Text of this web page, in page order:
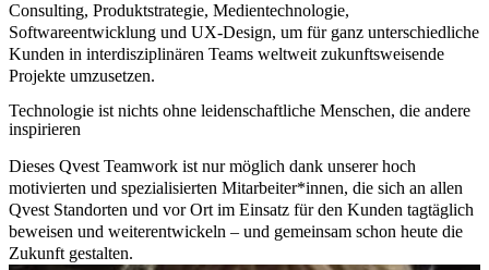
Consulting, Produktstrategie, Medientechnologie,
Softwareentwicklung und UX-Design, um für ganz unterschiedliche
Kunden in interdisziplinären Teams weltweit zukunftsweisende
Projekte umzusetzen.
Technologie ist nichts ohne leidenschaftliche Menschen, die andere
inspirieren
Dieses Qvest Teamwork ist nur möglich dank unserer hoch
motivierten und spezialisierten Mitarbeiter*innen, die sich an allen
Qvest Standorten und vor Ort im Einsatz für den Kunden tagtäglich
beweisen und weiterentwickeln – und gemeinsam schon heute die
Zukunft gestalten.